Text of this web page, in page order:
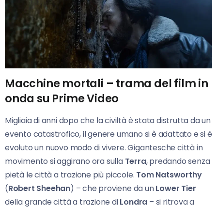
Macchine mortali – trama del film in
onda su Prime Video
Migliaia di anni dopo che la civiltà è stata distrutta da un
evento catastrofico, il genere umano si è adattato e si è
evoluto un nuovo modo di vivere. Gigantesche città in
movimento si aggirano ora sulla Terra, predando senza
pietà le città a trazione più piccole. Tom Natsworthy
(Robert Sheehan) – che proviene da unLower Tier
della grande città a trazione diLondra – si ritrova a